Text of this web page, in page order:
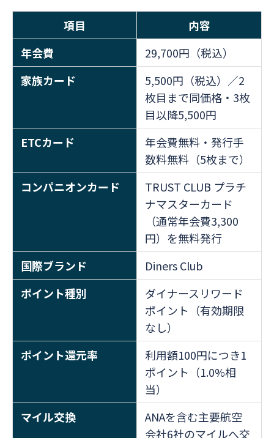
項目
内容
年会費
29,700円（税込）
家族カード
5,500円（税込）／2
枚目まで同価格・3枚
目以降5,500円
ETCカード
年会費無料・発行手
数料無料（5枚まで）
コンパニオンカード
TRUST CLUB プラチ
ナマスターカード
（通常年会費3,300
円）を無料発行
国際ブランド
Diners Club
ポイント種別
ダイナースリワード
ポイント（有効期限
なし）
ポイント還元率
利用額100円につき1
ポイント（1.0%相
当）
マイル交換
ANAを含む主要航空
会社6社のマイルへ交